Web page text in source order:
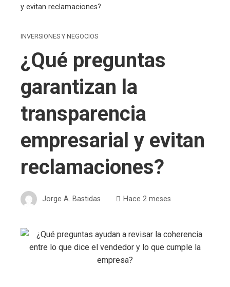
y evitan reclamaciones?
INVERSIONES Y NEGOCIOS
¿Qué preguntas
garantizan la
transparencia
empresarial y evitan
reclamaciones?
Jorge A. Bastidas Hace 2 meses